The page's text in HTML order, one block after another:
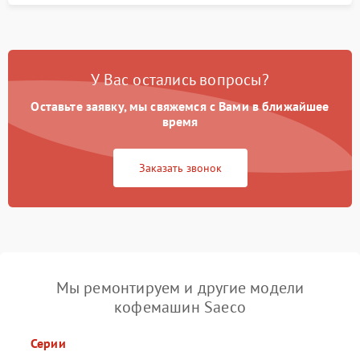
У Вас остались вопросы?
Оставьте заявку, мы свяжемся с Вами в ближайшее
время
Заказать звонок
Мы ремонтируем и другие модели
кофемашин Saeco
Серии